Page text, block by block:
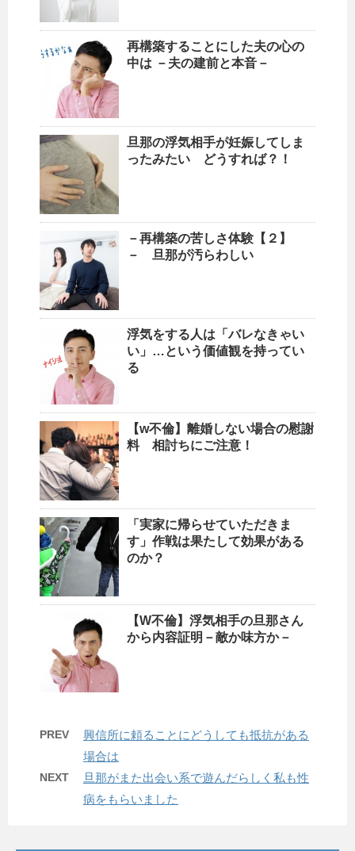
再構築することにした夫の心の
中は －夫の建前と本音－
旦那の浮気相手が妊娠してしま
ったみたい どうすれば？！
－再構築の苦しさ体験【２】
－ 旦那が汚らわしい
浮気をする人は「バレなきゃい
い」…という価値観を持ってい
る
【w不倫】離婚しない場合の慰謝
料 相討ちにご注意！
「実家に帰らせていただきま
す」作戦は果たして効果がある
のか？
【W不倫】浮気相手の旦那さん
から内容証明－敵か味方か－
PREV
興信所に頼ることにどうしても抵抗がある
場合は
NEXT
旦那がまた出会い系で遊んだらしく私も性
病をもらいました